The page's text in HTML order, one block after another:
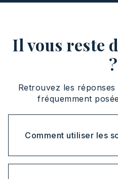
Il vous reste
?
Retrouvez les
fréquemment
Comment utiliser les